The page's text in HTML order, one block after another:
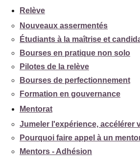
Relève
Nouveaux assermentés
Étudiants à la maîtrise et
Bourses en pratique non solo
Pilotes de la relève
Bourses de perfectionnement
Formation en gouvernance
Mentorat
Jumeler l'expérience, accélérer
Pourquoi faire appel à un
Mentors - Adhésion